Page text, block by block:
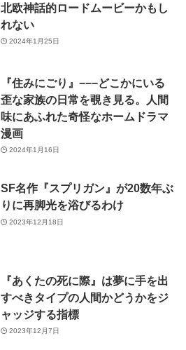
北欧神話的ロードムービーかもし
れない
2024年1月25日
『住みにごり』−−−どこかにいる
歪な家族の日常を覗き見る。人間
味にあふれた奇怪なホームドラマ
漫画
2024年1月16日
SF名作『スプリガン』が20数年ぶ
りに再脚光を浴びるわけ
2023年12月18日
『あくたの死に際』は夢に手を出
すべきタイプの人間かどうかをジ
ャッジする指標
2023年12月7日